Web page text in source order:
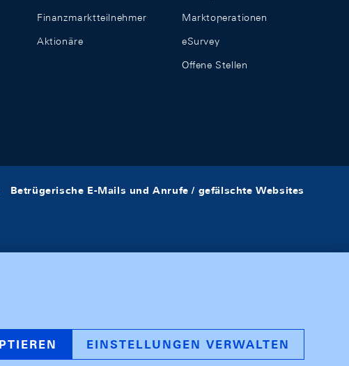
Finanzmarktteilnehmer
Aktionäre
Marktoperationen
eSurvey
Offene Stellen
Betrügerische E-Mails und Anrufe / gefälschte Websites
EINSTELLUNGEN VERWALTEN